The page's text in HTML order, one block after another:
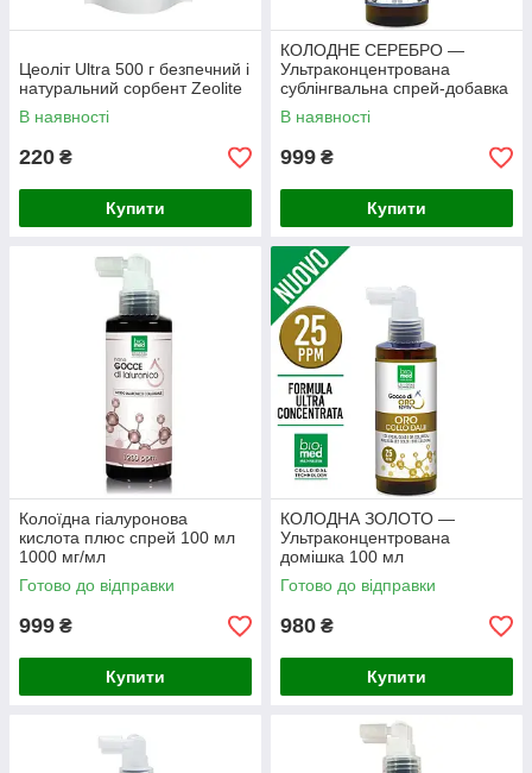
Цеоліт Ultra 500 г безпечний і
натуральний сорбент Zeolite
В наявності
220 ₴
Купити
КОЛОДНЕ СЕРЕБРО —
Ультраконцентрована
сублінгвальна спрей-добавка
— 25 ppm
В наявності
999 ₴
Купити
Колоїдна гіалуронова
кислота плюс спрей 100 мл
1000 мг/мл
Готово до відправки
999 ₴
Купити
КОЛОДНА ЗОЛОТО —
Ультраконцентрована
домішка 100 мл
сублінгвальний спрей — 25
PPM
Готово до відправки
980 ₴
Купити